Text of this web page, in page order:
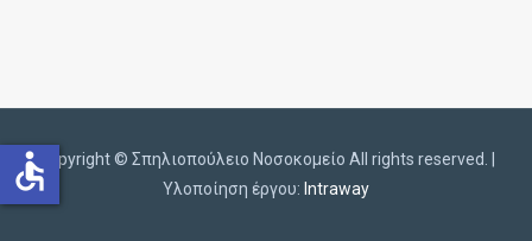
Copyright ©️ Σπηλιοπούλειο Νοσοκομείο All rights reserved. |
Υλοποίηση έργου: Intraway
accessible